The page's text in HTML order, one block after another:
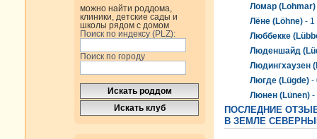
можно найти роддома,
клиники, детские сады и
школы рядом с домом
Поиск по индексу (PLZ):
Поиск по городу
Ломар (Lohmar)
Лёне (Löhne) - 1
Люббекке
Люденшайд
Людингхаузен
Люгде (Lügde) -
Люнен (Lünen) -
ПОСЛЕДНИЕ
В ЗЕМЛЕ СЕВЕРНЫЙ